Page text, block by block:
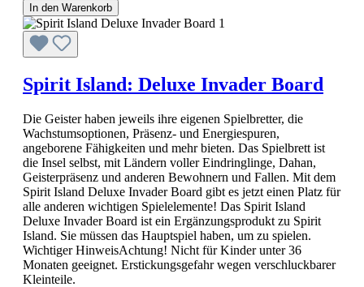
In den Warenkorb
Spirit Island: Deluxe Invader Board
Die Geister haben jeweils ihre eigenen Spielbretter, die
Wachstumsoptionen, Präsenz- und Energiespuren,
angeborene Fähigkeiten und mehr bieten. Das Spielbrett ist
die Insel selbst, mit Ländern voller Eindringlinge, Dahan,
Geisterpräsenz und anderen Bewohnern und Fallen. Mit dem
Spirit Island Deluxe Invader Board gibt es jetzt einen Platz für
alle anderen wichtigen Spielelemente! Das Spirit Island
Deluxe Invader Board ist ein Ergänzungsprodukt zu Spirit
Island. Sie müssen das Hauptspiel haben, um zu spielen.
Wichtiger HinweisAchtung! Nicht für Kinder unter 36
Monaten geeignet. Erstickungsgefahr wegen verschluckbarer
Kleinteile.